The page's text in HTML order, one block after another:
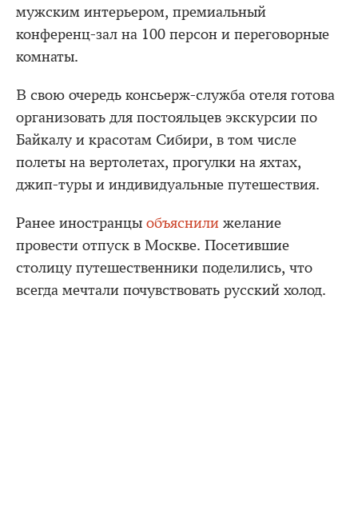
мужским интерьером, премиальный
конференц-зал на 100 персон и переговорные
комнаты.
В свою очередь консьерж-служба отеля готова
организовать для постояльцев экскурсии по
Байкалу и красотам Сибири, в том числе
полеты на вертолетах, прогулки на яхтах,
джип-туры и индивидуальные путешествия.
Ранее иностранцы объяснили желание
провести отпуск в Москве. Посетившие
столицу путешественники поделились, что
всегда мечтали почувствовать русский холод.